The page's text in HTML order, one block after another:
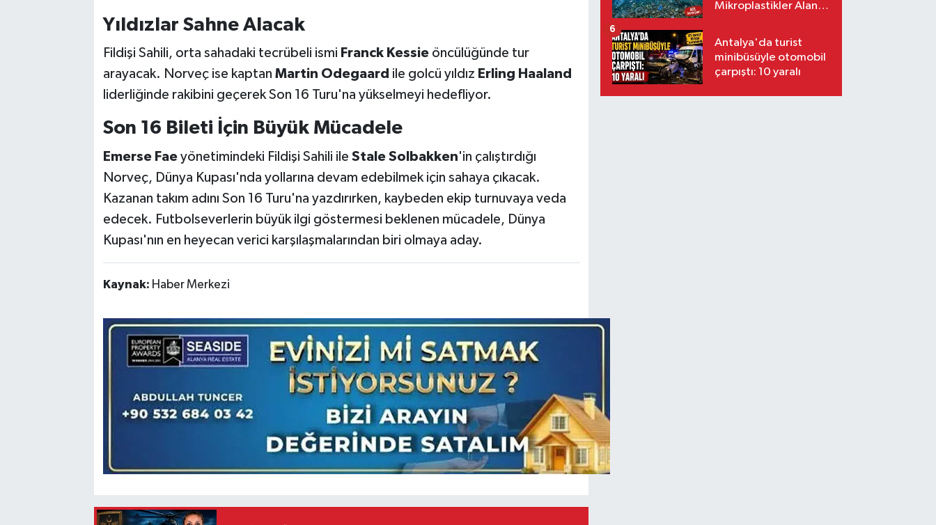
Yıldızlar Sahne Alacak
Fildişi Sahili, orta sahadaki tecrübeli ismi Franck Kessieöncülüğünde tur
arayacak. Norveç ise kaptan Martin Odegaard ile golcü yıldız Erling Haaland
liderliğinde rakibini geçerek Son 16 Turu'na yükselmeyi hedefliyor.
Son 16 Bileti İçin Büyük Mücadele
Emerse Faeyönetimindeki Fildişi Sahili ile Stale Solbakken'in çalıştırdığı
Norveç, Dünya Kupası'nda yollarına devam edebilmek için sahaya çıkacak.
Kazanan takım adını Son 16 Turu'na yazdırırken, kaybeden ekip turnuvaya veda
edecek. Futbolseverlerin büyük ilgi göstermesi beklenen mücadele, Dünya
Kupası'nın en heyecan verici karşılaşmalarından biri olmaya aday.
Kaynak: Haber Merkezi
Mikroplastikler Alanya
Antalya'da turist
minibüsüyle otomobil
çarpıştı: 10 yaralı
6